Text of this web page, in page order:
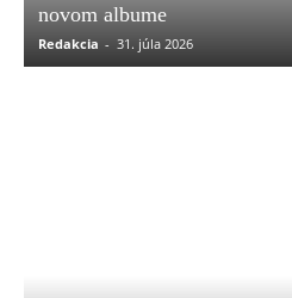
novom albume
Redakcia - 31. júla 2026